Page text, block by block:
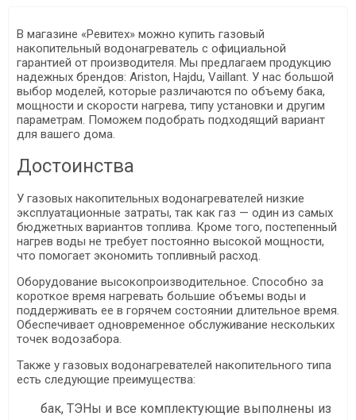
В магазине «Ревитех» можно купить газовый
накопительный водонагреватель с официальной
гарантией от производителя. Мы предлагаем продукцию
надежных брендов: Ariston, Hajdu, Vaillant. У нас большой
выбор моделей, которые различаются по объему бака,
мощности и скорости нагрева, типу установки и другим
параметрам. Поможем подобрать подходящий вариант
для вашего дома.
Достоинства
У газовых накопительных водонагревателей низкие
эксплуатационные затраты, так как газ — один из самых
бюджетных вариантов топлива. Кроме того, постепенный
нагрев воды не требует постоянно высокой мощности,
что помогает экономить топливный расход.
Оборудование высокопроизводительное. Способно за
короткое время нагревать большие объемы воды и
поддерживать ее в горячем состоянии длительное время.
Обеспечивает одновременное обслуживание нескольких
точек водозабора.
Также у газовых водонагревателей накопительного типа
есть следующие преимущества:
бак, ТЭНы и все комплектующие выполнены из